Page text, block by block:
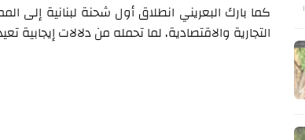
كما بارك البعريني انطلاق أول شحنة لبنانية إلى
التجارية والاقتصادية، لما تحمله من دلالات إيجابية